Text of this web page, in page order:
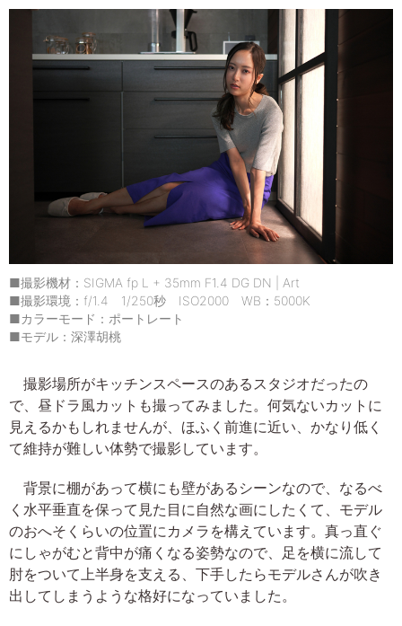
■撮影機材：SIGMA fp L + 35mm F1.4 DG DN | Art
■撮影環境：f/1.4 1/250秒 ISO2000 WB：5000K
■カラーモード：ポートレート
■モデル：深澤胡桃
撮影場所がキッチンスペースのあるスタジオだったの
で、昼ドラ風カットも撮ってみました。何気ないカットに
見えるかもしれませんが、ほふく前進に近い、かなり低く
て維持が難しい体勢で撮影しています。
背景に棚があって横にも壁があるシーンなので、なるべ
く水平垂直を保って見た目に自然な画にしたくて、モデル
のおへそくらいの位置にカメラを構えています。真っ直ぐ
にしゃがむと背中が痛くなる姿勢なので、足を横に流して
肘をついて上半身を支える、下手したらモデルさんが吹き
出してしまうような格好になっていました。